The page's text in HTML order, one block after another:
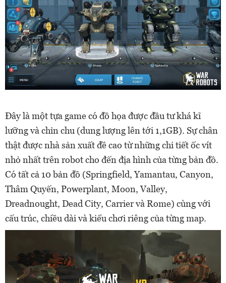
Đây là một tựa game có đồ họa được đầu tư khá kĩ
lưỡng và chỉn chu (dung lượng lên tới 1,1GB). Sự chân
thật được nhà sản xuất đề cao từ những chi tiết ốc vít
nhỏ nhất trên robot cho đến địa hình của từng bản đồ.
Có tất cả 10 bản đồ (Springfield, Yamantau, Canyon,
Thâm Quyến, Powerplant, Moon, Valley,
Dreadnought, Dead City, Carrier và Rome) cùng với
cấu trúc, chiều dài và kiểu chơi riêng của từng map.